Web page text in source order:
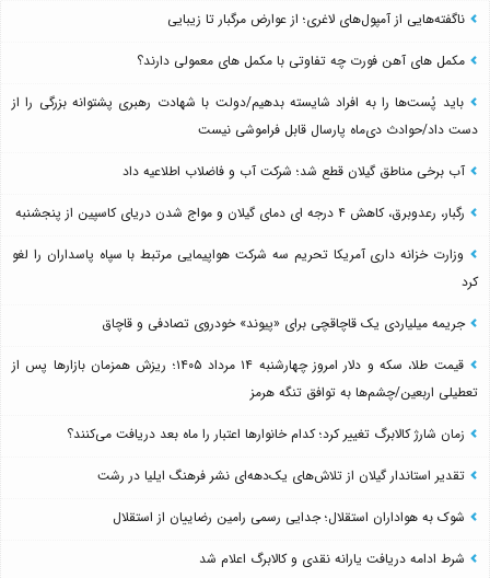
ناگفته‌هایی از آمپول‌های لاغری؛ از عوارض مرگبار تا زیبایی
مکمل های آهن فورت چه تفاوتی با مکمل های معمولی دارند؟
باید پُست‌ها را به افراد شایسته بدهیم/دولت با شهادت رهبری پشتوانه بزرگی را از
دست داد/حوادث دی‌ماه پارسال قابل فراموشی نیست
آب برخی مناطق گیلان قطع شد؛ شرکت آب و فاضلاب اطلاعیه داد
رگبار، رعدوبرق، کاهش ۴ درجه ای دمای گیلان و مواج شدن دریای کاسپین از پنجشنبه
وزارت خزانه داری آمریکا تحریم سه شرکت هواپیمایی مرتبط با سپاه پاسداران را لغو
کرد
جریمه میلیاردی یک قاچاقچی برای «پیوند» خودروی تصادفی و قاچاق
قیمت طلا، سکه و دلار امروز چهارشنبه ۱۴ مرداد ۱۴۰۵؛ ریزش همزمان بازارها پس از
تعطیلی اربعین/چشم‌ها به توافق تنگه هرمز
زمان شارژ کالابرگ تغییر کرد؛ کدام خانوارها اعتبار را ماه بعد دریافت می‌کنند؟
تقدیر استاندار گیلان از تلاش‌های یک‌دهه‌ای نشر فرهنگ ایلیا در رشت
شوک به هواداران استقلال؛ جدایی رسمی رامین رضاییان از استقلال
شرط ادامه دریافت یارانه نقدی و کالابرگ اعلام شد